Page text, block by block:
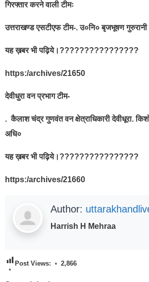
गिरफ्तार करने वाली टीमः
उत्तराखण्ड एसटीएफ टीम-. उ०नि० बृजभूषण गुरुरानी
यह ख़बर भी पढ़िये।????????????????
https:/archives/21650
देवीधुरा वन प्रभाग टीम-
. कैलाश चंद्र गुणवंत वन क्षेत्राधिकारी देवीधूरा.
अधि०
यह ख़बर भी पढ़िये।????????????????
https:/archives/21660
Author:
Harrish H Mehraa
Post Views: 2,866